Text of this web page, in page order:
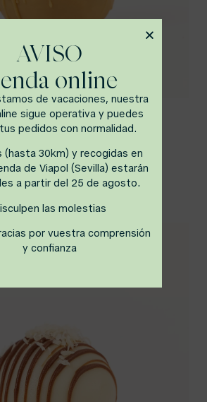
y caramelo
AVISO
online
de vacaciones, nuestra
sigue operativa y puedes
pedidos con normalidad.
(hasta 30km) y recogidas en
de Viapol (Sevilla) estarán
a partir del 25 de agosto.
las molestias
por vuestra comprensión
y confianza